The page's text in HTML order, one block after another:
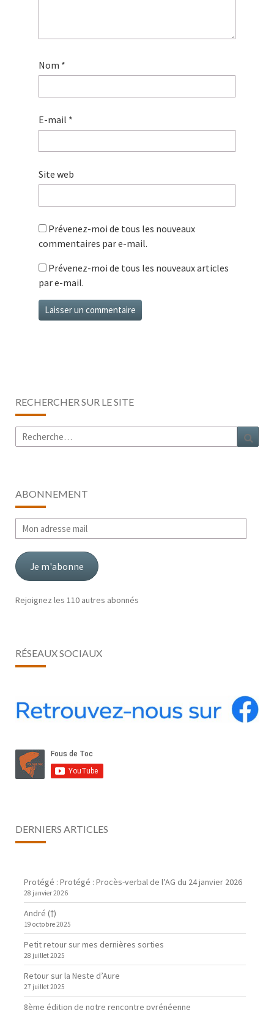
Nom *
E-mail *
Site web
Prévenez-moi de tous les nouveaux
commentaires par e-mail.
Prévenez-moi de tous les nouveaux articles
par e-mail.
RECHERCHER SUR LE SITE
Rechercher :
ABONNEMENT
Mon
adresse
mail
Je m'abonne
Rejoignez les 110 autres abonnés
RÉSEAUX SOCIAUX
DERNIERS ARTICLES
Protégé : Protégé : Procès-verbal de l’AG du 24 janvier 2026
28 janvier 2026
André (†)
19 octobre 2025
Petit retour sur mes dernières sorties
28 juillet 2025
Retour sur la Neste d’Aure
27 juillet 2025
8ème édition de notre rencontre pyrénéenne